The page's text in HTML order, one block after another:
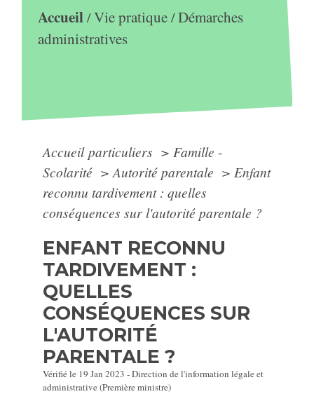
Accueil/Vie pratique/Démarches
administratives
Accueil particuliers > Famille -
Scolarité > Autorité parentale > Enfant
reconnu tardivement : quelles
conséquences sur l'autorité parentale ?
ENFANT RECONNU
TARDIVEMENT :
QUELLES
CONSÉQUENCES SUR
L'AUTORITÉ
PARENTALE ?
Vérifié le 19 Jan 2023 - Direction de l'information légale et
administrative (Première ministre)